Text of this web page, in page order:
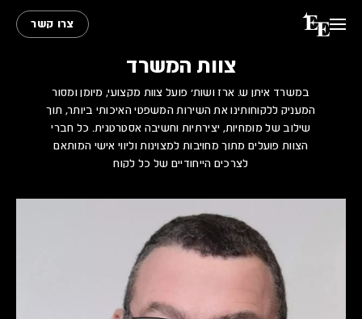
צרו קשר
צוות המשרד
במשרד איתן ש. ארז ושות׳ פועל צוות מקצועי, מיומן ומסור
המעניק ללקוחותינו את השירותהמשפטי האיכותי ביותר, תוך
שילוב של מומחיות, יצירתיות וחשיבה אסטרטגית. כל חברי
הצוות פועלים מתוך מחויבות למצוינות וליווי אישי המותאם
לצרכים הייחודיים של כל לקוח